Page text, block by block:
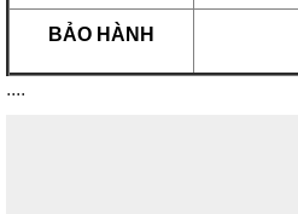
BẢO HÀNH
....